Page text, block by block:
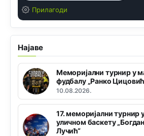
Прилагоди
Најаве
Меморијални турнир у
фудбалу „Ранко
10.08.2026.
17. меморијални турнир
уличном баскету
Лучић“